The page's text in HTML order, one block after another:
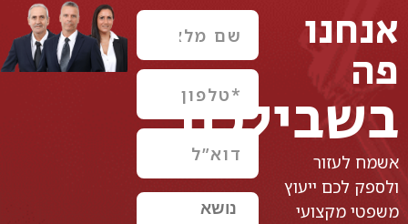
אנחנו
פה
בשבילכם
אשמח לעזור
ולספק לכם ייעוץ
משפטי מקצועי